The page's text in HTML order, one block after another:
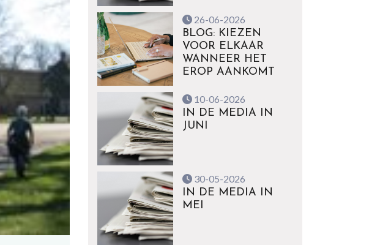
26-06-2026
BLOG: KIEZEN
VOOR ELKAAR
WANNEER HET
EROP AANKOMT
10-06-2026
IN DE MEDIA IN
JUNI
30-05-2026
IN DE MEDIA IN
MEI